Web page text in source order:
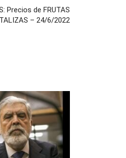
Precios de FRUTAS
– 24/6/2022